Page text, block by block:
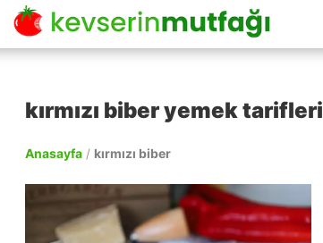
kırmızı biber yemek tarifleri
Anasayfa / kırmızı biber